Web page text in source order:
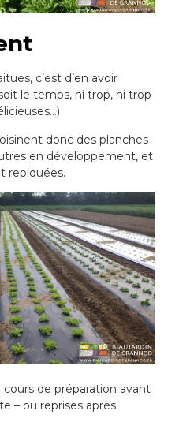
c’est d’en avoir
le temps, ni trop, ni trop
donc des planches
en développement, et
repiquées.
de préparation avant
– ou reprises après